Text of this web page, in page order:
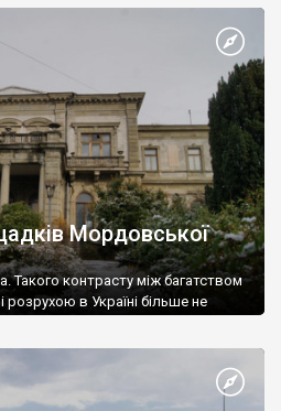
Мордовської
Такого контрасту між багатством
розрухою в Україні більше не